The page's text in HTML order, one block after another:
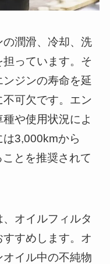
潤滑、冷却、洗
っています。そ
ジンの寿命を延
可欠です。エン
や使用状況によ
は3,000kmから
とを推奨されて
オイルフィルタ
すめします。オ
イル中の不純物